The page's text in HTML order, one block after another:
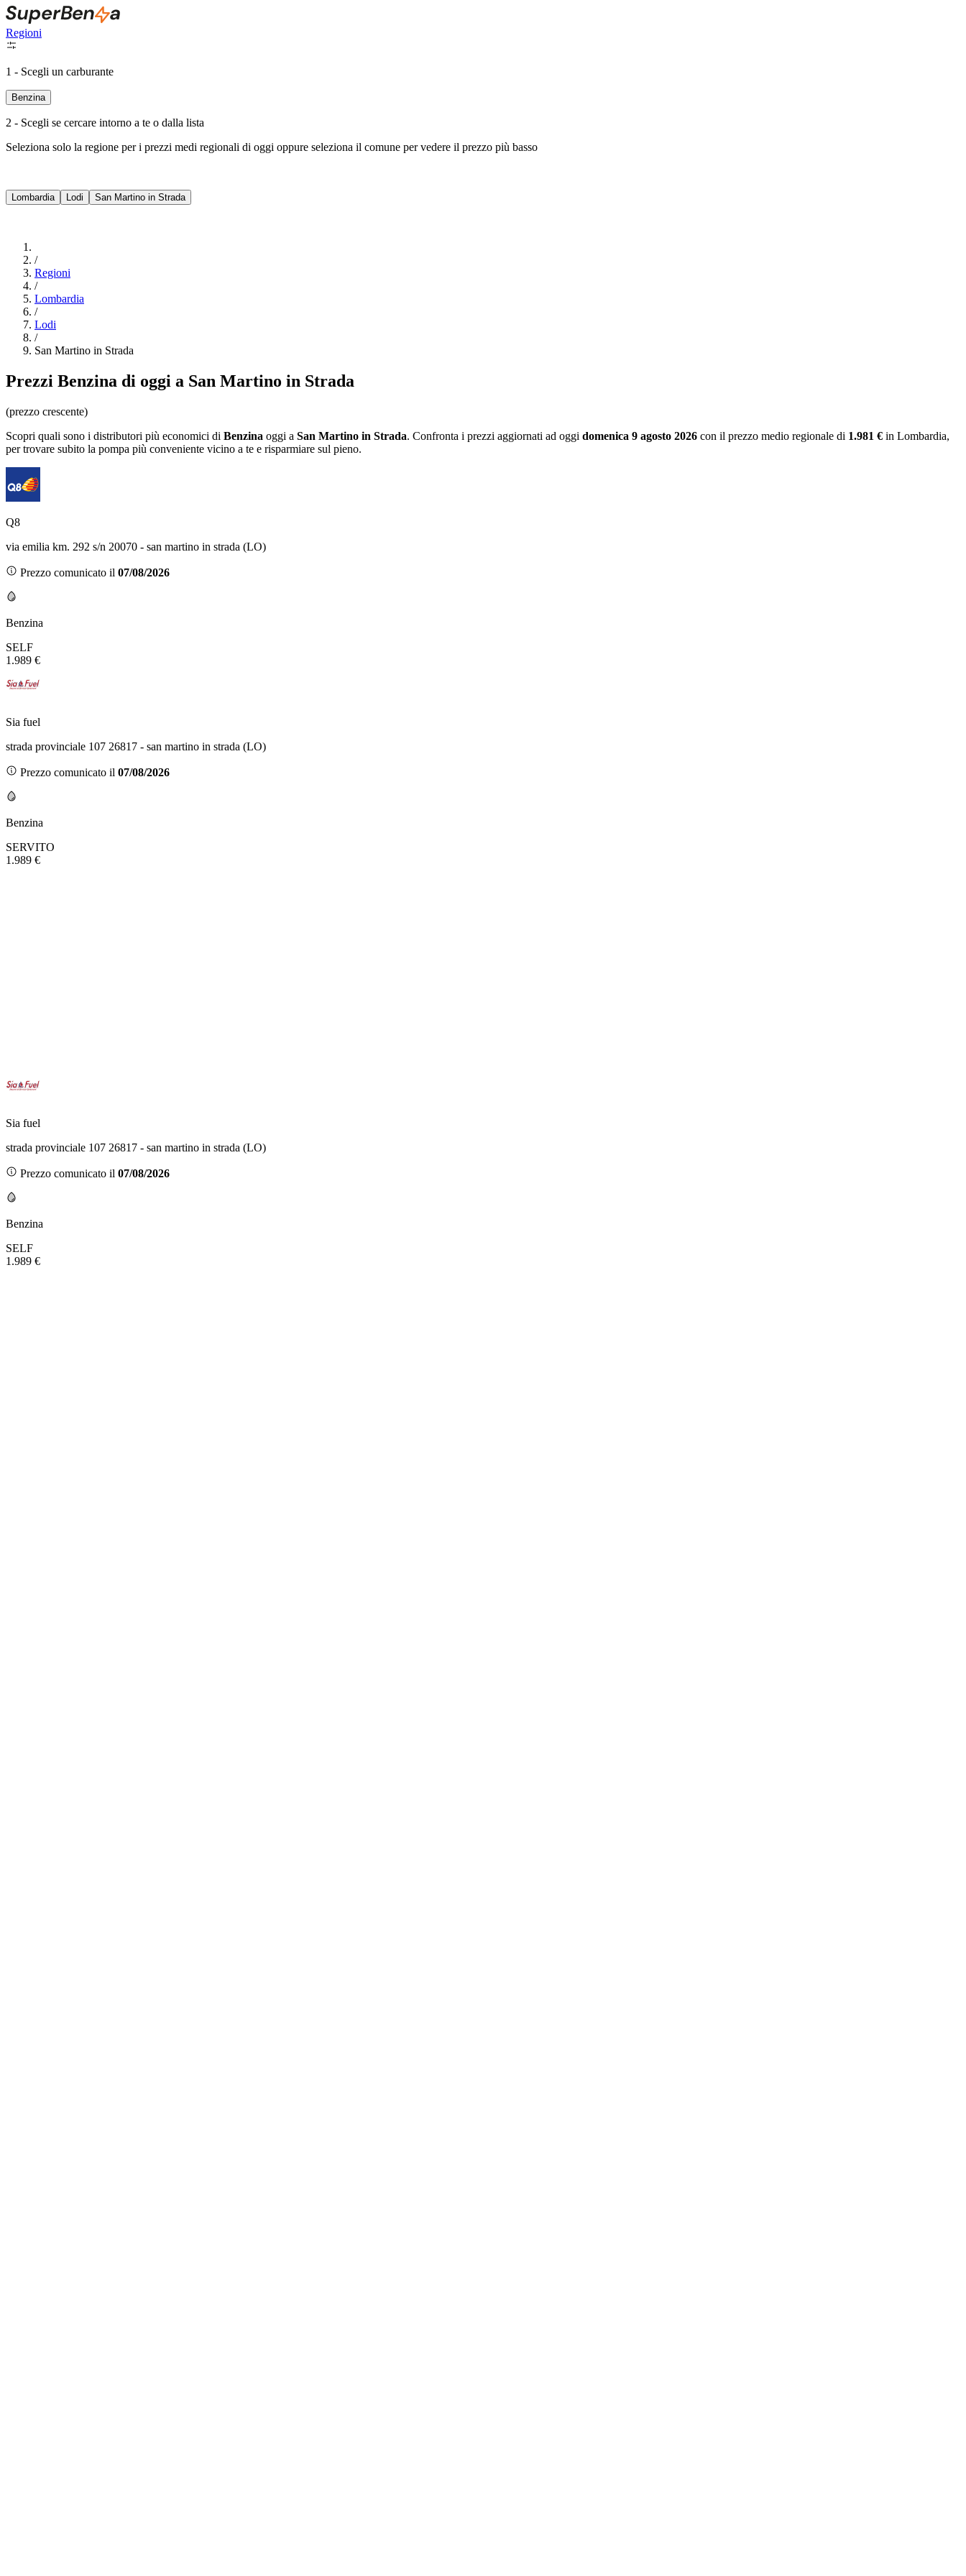
Regioni
1 - Scegli un carburante
Benzina
2 - Scegli se cercare intorno a te o dalla lista
Seleziona solo la regione per i prezzi medi regionali di oggi oppure seleziona il comune per vedere il prezzo più basso
Lombardia Lodi San Martino in Strada
/
Regioni
/
Lombardia
/
Lodi
/
San Martino in Strada
Prezzi Benzina di oggi a San Martino in Strada
(prezzo crescente)
Scopri quali sono i distributori più economici di Benzina oggi a San Martino in Strada. Confronta i prezzi aggiornati ad oggi domenica 9 agosto 2026 con il prezzo medio regionale di 1.981 € in Lombardia,
per trovare subito la pompa più conveniente vicino a te e risparmiare sul pieno.
Q8
via emilia km. 292 s/n 20070 - san martino in strada (LO)
Prezzo comunicato il 07/08/2026
Benzina
SELF
1.989 €
Sia fuel
strada provinciale 107 26817 - san martino in strada (LO)
Prezzo comunicato il 07/08/2026
Benzina
SERVITO
1.989 €
Sia fuel
strada provinciale 107 26817 - san martino in strada (LO)
Prezzo comunicato il 07/08/2026
Benzina
SELF
1.989 €